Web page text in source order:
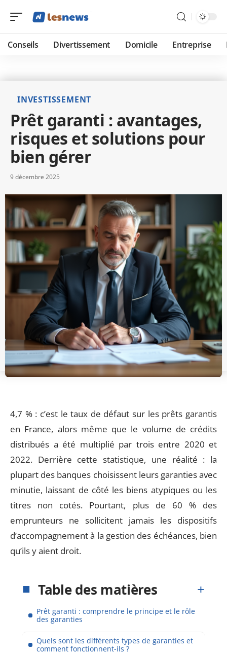
Conseils Divertissement Domicile Entreprise
INVESTISSEMENT
Prêt garanti : avantages,
risques et solutions pour
bien gérer
9 décembre 2025
4,7 % : c’est le taux de défaut sur les prêts garantis
en France, alors même que le volume de crédits
distribués a été multiplié par trois entre 2020 et
2022. Derrière cette statistique, une réalité : la
plupart des banques choisissent leurs garanties avec
minutie, laissant de côté les biens atypiques ou les
titres non cotés. Pourtant, plus de 60 % des
emprunteurs ne sollicitent jamais les dispositifs
d’accompagnement à la gestion des échéances, bien
qu’ils y aient droit.
Table des matières
Prêt garanti : comprendre le principe et le rôle
des garanties
Quels sont les différents types de garanties et
comment fonctionnent-ils ?